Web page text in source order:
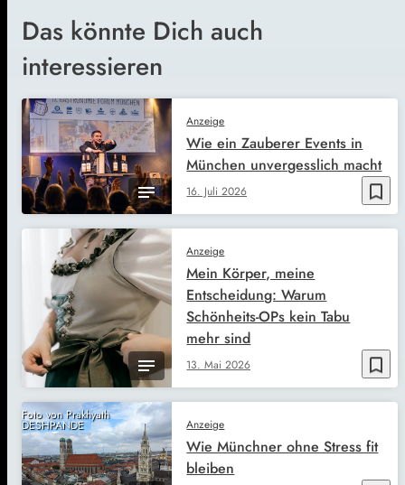
Das könnte Dich auch
interessieren
bookmark_border
Anzeige
16. Juli 2026
Wie ein Zauberer Events in
München unvergesslich macht
bookmark_border
Anzeige
13. Mai 2026
Mein Körper, meine
Entscheidung: Warum
Schönheits-OPs kein Tabu
mehr sind
Foto von Prakhyath
DESHPANDE Anzeige
Wie Münchner ohne Stress fit
bleiben